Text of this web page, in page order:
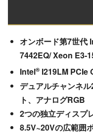
オンボード第7世代
7442EQ/ Xeon E3-
Intel®I219LM PCIe
デュアルチャンネ
ト、アナログRGB
2つの独立ディスプ
8.5V~20Vの広範囲